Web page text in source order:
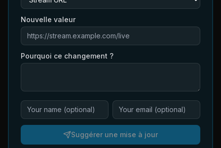
Nouvelle valeur
Pourquoi ce changement ?
Suggérer une mise à jour